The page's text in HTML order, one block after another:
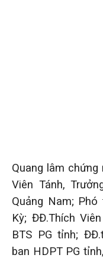
Quang lâm
Viên Tánh,
Quảng Nam; Phó
Kỳ; ĐĐ.Thích
BTS PG tỉnh;
ban HDPT PG